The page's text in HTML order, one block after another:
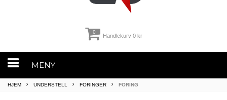
0
Handlekurv 0 kr
MENY
HJEM UNDERSTELL FORINGER FORING